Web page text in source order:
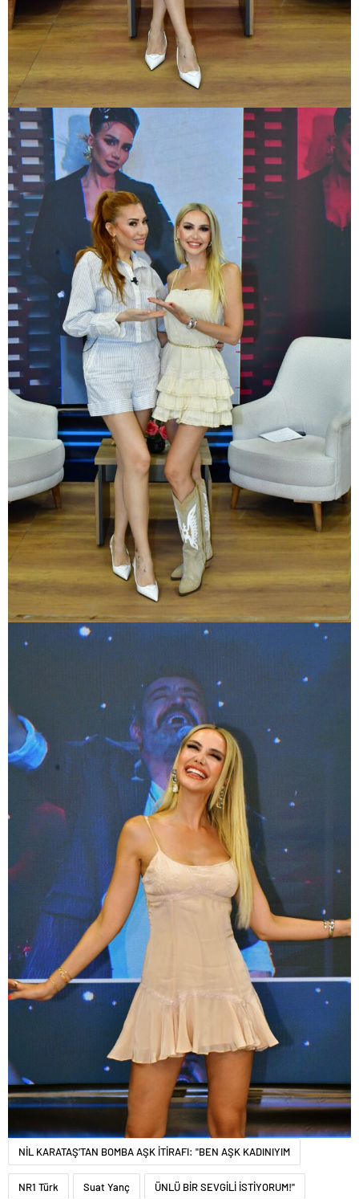
NİL KARATAŞ’TAN BOMBA AŞK İTİRAFI: "BEN AŞK KADINIYIM
NR1 Türk Suat Yanç ÜNLÜ BİR SEVGİLİ İSTİYORUM!"